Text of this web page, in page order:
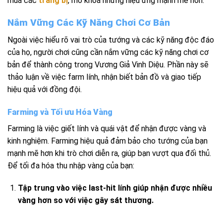
Nắm Vững Các Kỹ Năng Chơi Cơ Bản
Ngoài việc hiểu rõ vai trò của tướng và các kỹ năng độc đáo
của họ, người chơi cũng cần nắm vững các kỹ năng chơi cơ
bản để thành công trong Vương Giả Vinh Diệu. Phần này sẽ
thảo luận về việc farm lính, nhận biết bản đồ và giao tiếp
hiệu quả với đồng đội.
Farming và Tối ưu Hóa Vàng
Farming là việc giết lính và quái vật để nhận được vàng và
kinh nghiệm. Farming hiệu quả đảm bảo cho tướng của bạn
mạnh mẽ hơn khi trò chơi diễn ra, giúp bạn vượt qua đối thủ.
Để tối đa hóa thu nhập vàng của bạn:
Tập trung vào việc last-hit lính giúp nhận được nhiều
vàng hơn so với việc gây sát thương.